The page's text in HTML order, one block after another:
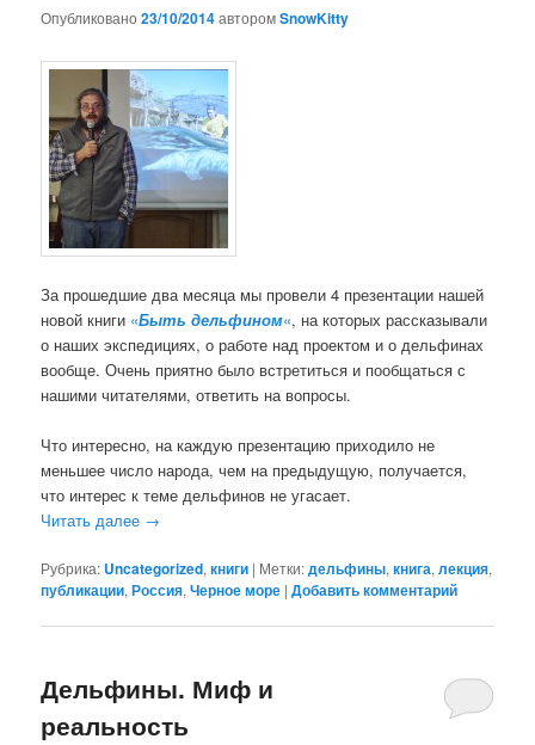
Опубликовано23/10/2014авторомSnowKitty
За прошедшие два месяца мы провели 4 презентации нашей
новой книги «Быть дельфином«, на которых рассказывали
о наших экспедициях, о работе над проектом и о дельфинах
вообще. Очень приятно было встретиться и пообщаться с
нашими читателями, ответить на вопросы.
Что интересно, на каждую презентацию приходило не
меньшее число народа, чем на предыдущую, получается,
что интерес к теме дельфинов не угасает.
Читать далее →
Рубрика: Uncategorized,книги | Метки:дельфины,книга,лекция,
публикации,Россия,Черное море |Добавить комментарий
Дельфины. Миф и
реальность